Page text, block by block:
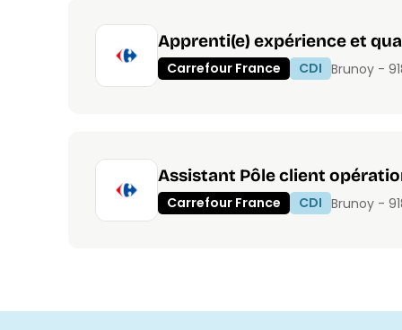
Apprenti(e) expérience et
Carrefour France CDI Brunoy -
Assistant Pôle client
Carrefour France CDI Brunoy -